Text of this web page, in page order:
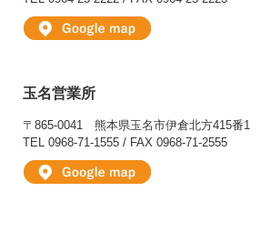
玉名営業所
〒865-0041 熊本県玉名市伊倉北方415番1
TEL 0968-71-1555 / FAX 0968-71-2555